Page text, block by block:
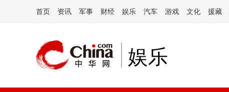
首页 资讯 军事 财经 娱乐 汽车 游戏 文化 援藏
娱乐